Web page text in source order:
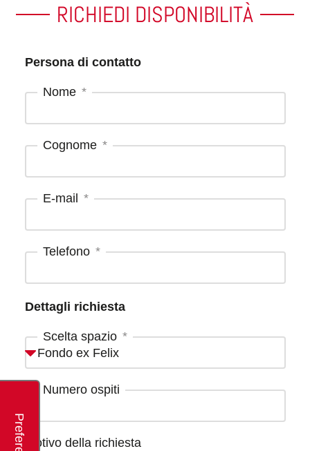
RICHIEDI DISPONIBILITÀ
Persona di contatto
Nome
Cognome
E-mail
Telefono
Dettagli richiesta
Scelta spazio
Numero ospiti
Motivo della richiesta